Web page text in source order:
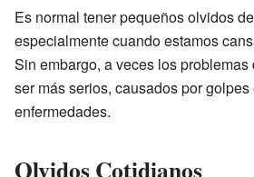
Es normal tener pequeños olvidos
especialmente cuando estamos
Sin embargo, a veces los
ser más serios, causados por
enfermedades.
Olvidos Cotidianos